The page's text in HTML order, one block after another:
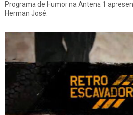
Programa de Humor na Antena 1
Herman José.